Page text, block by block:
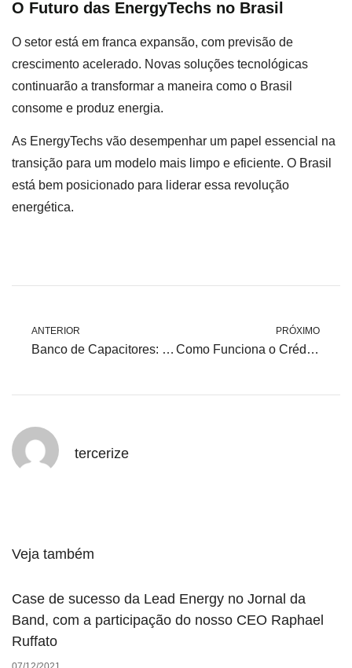
O Futuro das EnergyTechs no Brasil
O setor está em franca expansão, com previsão de
crescimento acelerado. Novas soluções tecnológicas
continuarão a transformar a maneira como o Brasil
consome e produz energia.
As EnergyTechs vão desempenhar um papel essencial na
transição para um modelo mais limpo e eficiente. O Brasil
está bem posicionado para liderar essa revolução
energética.
ANTERIOR
Banco de Capacitores: Como Ele Ajuda a Economizar Energia?
PRÓXIMO
Como Funciona o Crédito de Carbono para Empresas e Quais São Seus Benefícios
tercerize
Veja também
Case de sucesso da Lead Energy no Jornal da
Band, com a participação do nosso CEO Raphael
Ruffato